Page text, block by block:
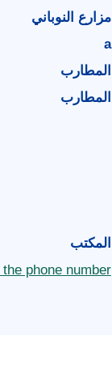
مزارع النوباني
a
المطارب
المطارب
المكتب
phone number